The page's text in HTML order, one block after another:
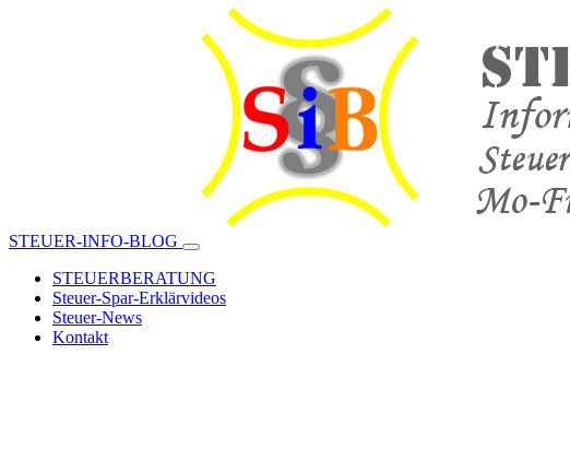
STEUER-INFO-BLOG
STEUERBERATUNG
Steuer-Spar-Erklärvideos
Steuer-News
Kontakt